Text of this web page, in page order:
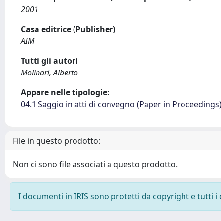
2001
Casa editrice (Publisher)
AIM
Tutti gli autori
Molinari, Alberto
Appare nelle tipologie:
04.1 Saggio in atti di convegno (Paper in Proceedings)
File in questo prodotto:
Non ci sono file associati a questo prodotto.
I documenti in IRIS sono protetti da copyright e tutti